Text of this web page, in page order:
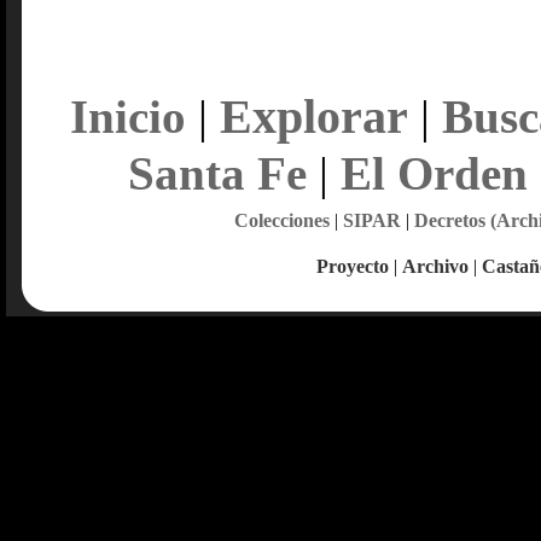
Inicio | Explorar |
Santa Fe| El Orden
Colecciones| SIPAR | Decretos
Proyecto | Archivo |